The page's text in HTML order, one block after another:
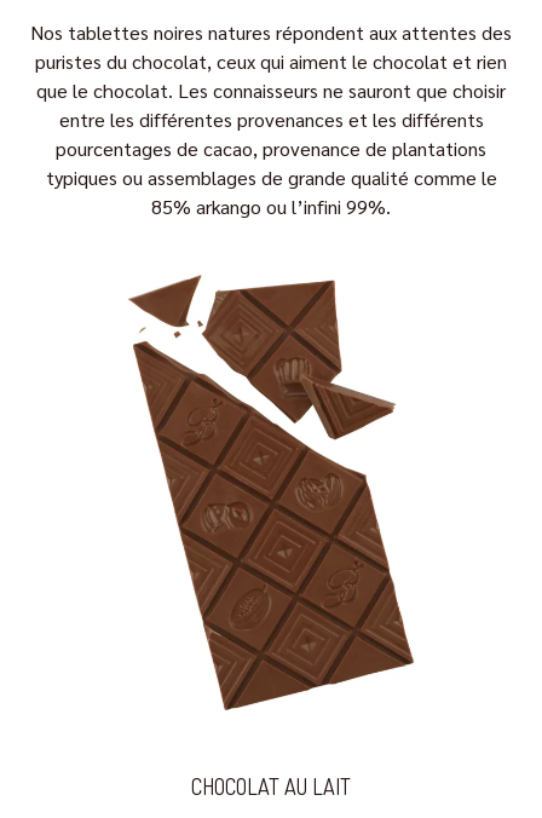
Nos tablettes noires natures répondent aux attentes des
puristes du chocolat, ceux qui aiment le chocolat et rien
que le chocolat. Les connaisseurs ne sauront que choisir
entre les différentes provenances et les différents
pourcentages de cacao, provenance de plantations
typiques ou assemblages de grande qualité comme le
85% arkango ou l’infini 99%.
CHOCOLAT AU LAIT